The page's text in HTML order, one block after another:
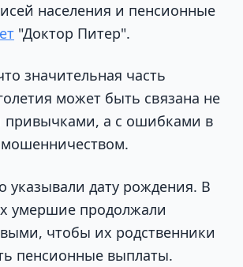
населения и пенсионные
"Доктор Питер".
значительная часть
может быть связана не
привычками, а с ошибками в
указывали дату рождения. В
умершие продолжали
чтобы их родственники
пенсионные выплаты.